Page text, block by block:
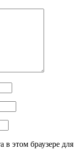
в этом браузере для